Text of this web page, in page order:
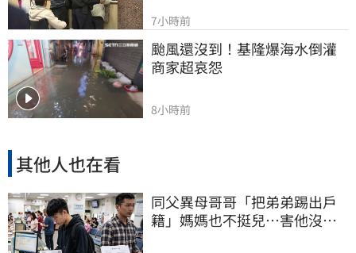
7小時前
颱風還沒到！基隆爆海水倒灌
商家超哀怨
8小時前
其他人也在看
同父異母哥哥「把弟弟踢出戶
籍」媽媽也不挺兒…害他沒收